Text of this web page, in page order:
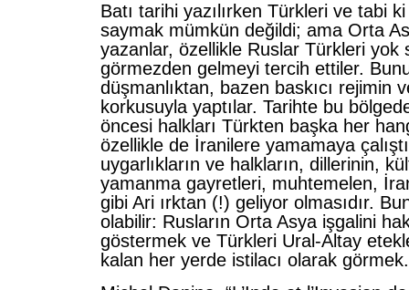
Batı tarihi yazılırken Türkleri ve tabi ki
saymak mümkün değildi; ama Orta
yazanlar, özellikle Ruslar Türkleri yok
görmezden gelmeyi tercih ettiler.
düşmanlıktan, bazen baskıcı rejimin
korkusuyla yaptılar. Tarihte bu
öncesi halkları Türkten başka her
özellikle de İranilere yamamaya
uygarlıkların ve halkların, dillerinin,
yamanma gayretleri, muhtemelen,
gibi Ari ırktan (!) geliyor olmasıdır.
olabilir: Rusların Orta Asya işgalini
göstermek ve Türkleri Ural-Altay
kalan her yerde istilacı olarak görmek.